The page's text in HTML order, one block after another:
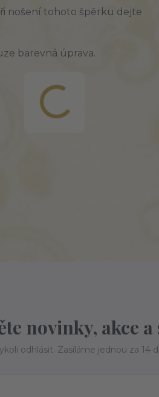
nošení tohoto špěrku dejte
barevná úprava.
novinky, akce a
odhlásit. Zasíláme jednou za 14